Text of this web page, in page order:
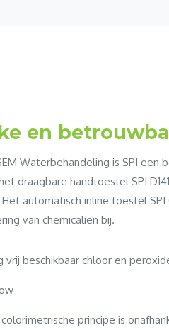
en
Waterbehandeling is SPI een
draagbare handtoestel SPI
automatisch inline toestel
van chemicaliën bij.
vrij beschikbaar chloor en
principe is